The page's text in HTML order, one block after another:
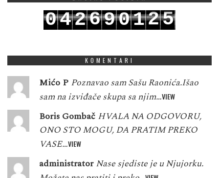
042690125
KOMENTARI
Mićo P Poznavao sam Sašu Raonića.Išao
sam na izviđače skupa sa njim…VIEW
Boris Gombač HVALA NA ODGOVORU,
ONO STO MOGU, DA PRATIM PREKO
VASE…VIEW
administrator Nase sjediste je u Njujorku.